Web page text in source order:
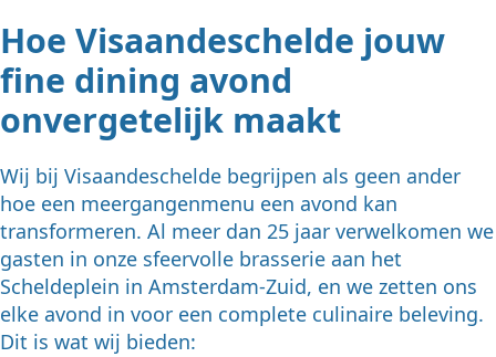
Hoe Visaandeschelde jouw
fine dining avond
onvergetelijk maakt
Wij bij Visaandeschelde begrijpen als geen ander
hoe een meergangenmenu een avond kan
transformeren. Al meer dan 25 jaar verwelkomen we
gasten in onze sfeervolle brasserie aan het
Scheldeplein in Amsterdam-Zuid, en we zetten ons
elke avond in voor een complete culinaire beleving.
Dit is wat wij bieden: